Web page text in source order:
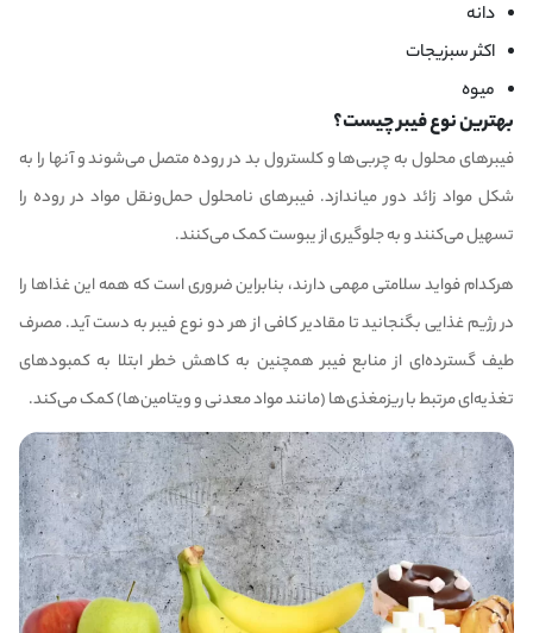
دانه
اکثر سبزیجات
میوه
بهترین نوع فیبر چیست؟
فیبرهای محلول به چربی‌ها و کلسترول بد در روده متصل می‌شوند و آنها را به
شکل مواد زائد دور میاندازد. فیبرهای نامحلول حمل‌ونقل مواد در روده را
تسهیل می‌کنند و به جلوگیری ازیبوستکمک می‌کنند.
هرکدام فواید سلامتی مهمی دارند، بنابراین ضروری است که همه این غذاها را
در رژیم غذایی بگنجانید تا مقادیر کافی از هر دو نوع فیبر به دست آید. مصرف
طیف گسترده‌ای از منابع فیبر همچنین به کاهش خطر ابتلا به کمبودهای
تغذیه‌ای مرتبط با ریزمغذی‌ها (مانند مواد معدنی وویتامین‌ها) کمک می‌کند.